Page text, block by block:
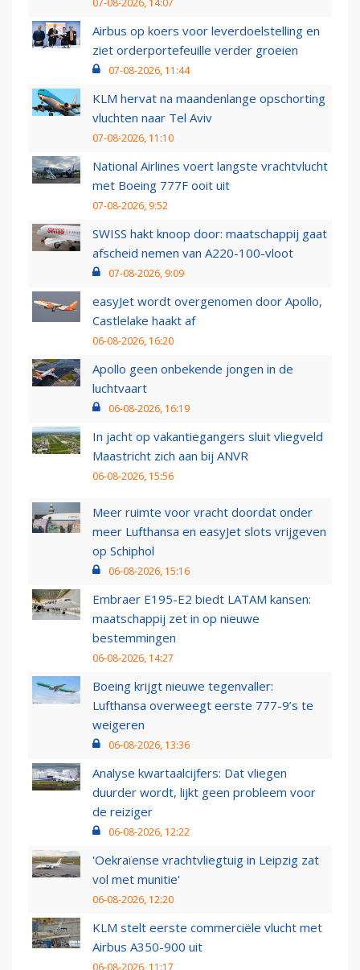
07-08-2026, 14:07
Airbus op koers voor leverdoelstelling en
ziet orderportefeuille verder groeien
07-08-2026, 11:44
KLM hervat na maandenlange opschorting
vluchten naar Tel Aviv
07-08-2026, 11:10
National Airlines voert langste vrachtvlucht
met Boeing 777F ooit uit
07-08-2026, 9:52
SWISS hakt knoop door: maatschappij gaat
afscheid nemen van A220-100-vloot
07-08-2026, 9:09
easyJet wordt overgenomen door Apollo,
Castlelake haakt af
06-08-2026, 16:20
Apollo geen onbekende jongen in de
luchtvaart
06-08-2026, 16:19
In jacht op vakantiegangers sluit vliegveld
Maastricht zich aan bij ANVR
06-08-2026, 15:56
Meer ruimte voor vracht doordat onder
meer Lufthansa en easyJet slots vrijgeven
op Schiphol
06-08-2026, 15:16
Embraer E195-E2 biedt LATAM kansen:
maatschappij zet in op nieuwe
bestemmingen
06-08-2026, 14:27
Boeing krijgt nieuwe tegenvaller:
Lufthansa overweegt eerste 777-9’s te
weigeren
06-08-2026, 13:36
Analyse kwartaalcijfers: Dat vliegen
duurder wordt, lijkt geen probleem voor
de reiziger
06-08-2026, 12:22
'Oekraïense vrachtvliegtuig in Leipzig zat
vol met munitie'
06-08-2026, 12:20
KLM stelt eerste commerciële vlucht met
Airbus A350-900 uit
06-08-2026, 11:17